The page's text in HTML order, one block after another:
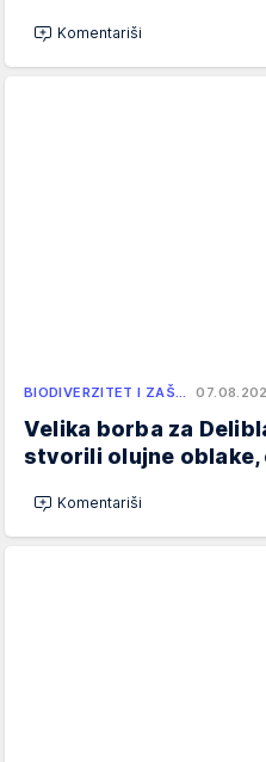
Komentariši
BIODIVERZITET I ZAŠ…
Velika borba za
stvorili olujne oblake,
Komentariši